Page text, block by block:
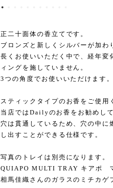
正二十面体の香立てです。
ブロンズと新しくシルバーが加わ
長くお使いいただく中で、経年変
ィングを施していません。
3つの角度でお使いいただけます。
スティックタイプのお香をご使用
当店ではDailyのお香をお勧めして
穴は貫通しているため、穴の中に
し出すことができる仕様です。
写真のトレイは別売になります。
QUIAPO MULTI TRAY キアポ
相馬佳織さんのガラスのミチカゲ